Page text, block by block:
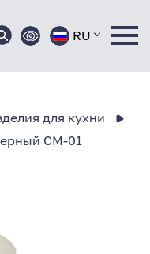
RU
для кухни
СМ-01